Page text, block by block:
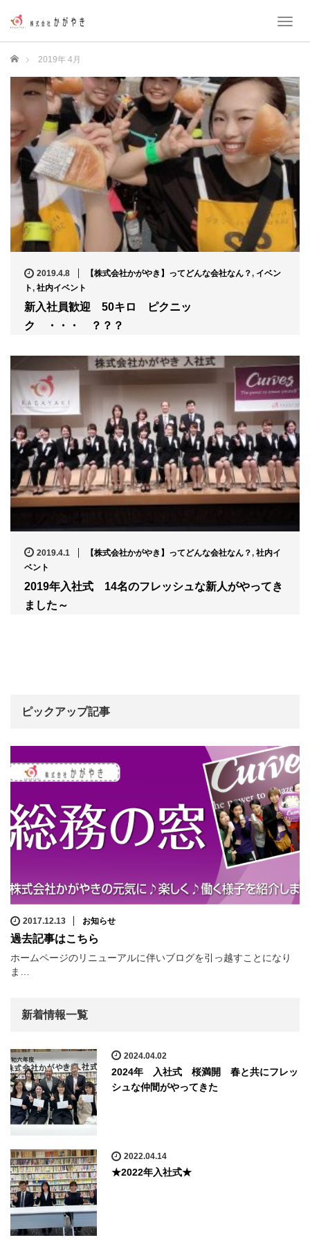
T
l
e
n
a
i
g
a
i
o
ホーム 2019年 4月
2019.4.8 【株式会社かがやき】ってどんな会社なん？, イベン
ト, 社内イベント
新入社員歓迎 50キロ ピクニッ
ク ・・・ ？？？
2019.4.1 【株式会社かがやき】ってどんな会社なん？, 社内イ
ベント
2019年入社式 14名のフレッシュな新人がやってき
ました～
ピックアップ記事
2017.12.13 お知らせ
過去記事はこちら
ホームページのリニューアルに伴いブログを引っ越すことになり
ま…
新着情報一覧
2024.04.02
2024年 入社式 桜満開 春と共にフレッ
シュな仲間がやってきた
2022.04.14
★2022年入社式★